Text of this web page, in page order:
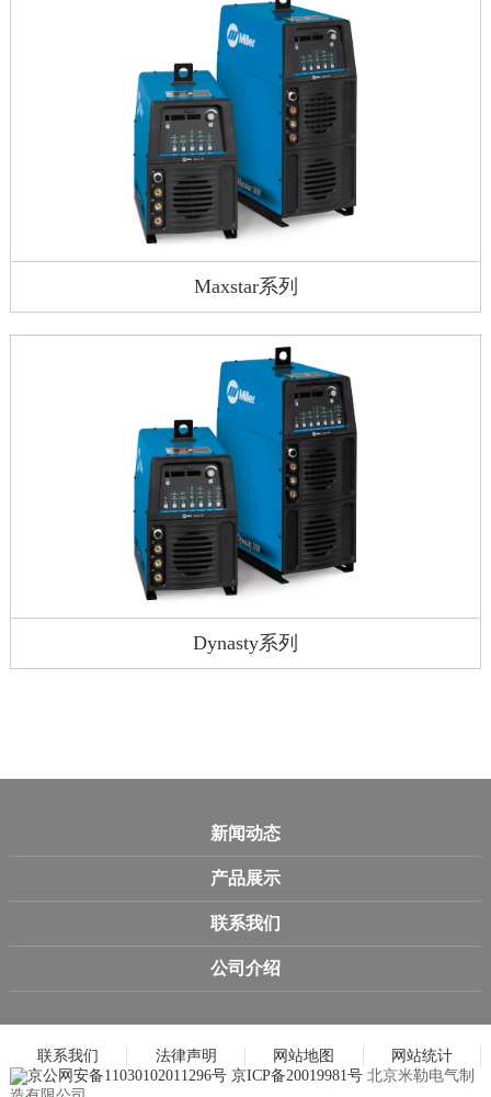
Maxstar系列
Dynasty系列
新闻动态
产品展示
联系我们
公司介绍
联系我们 法律声明 网站地图
网站统计
京公网安备11030102011296号 京ICP备20019981号 北京米勒电气制